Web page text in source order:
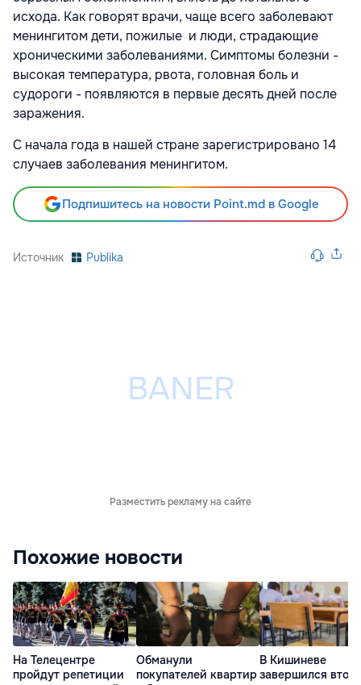
исхода. Как говорят врачи, чаще всего заболевают
менингитом дети, пожилые и люди, страдающие
хроническими заболеваниями. Симптомы болезни -
высокая температура, рвота, головная боль и
судороги - появляются в первые десять дней после
заражения.
С начала года в нашей стране зарегистрировано 14
случаев заболевания менингитом.
Подпишитесь на новости Point.md в Google
Источник Publika
Разместить рекламу на сайте
Похожие новости
На Телецентре
пройдут репетиции
Обманули
покупателей квартир
В Кишиневе
завершился